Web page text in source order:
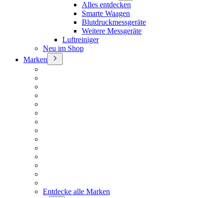
Alles entdecken
Smarte Waagen
Blutdruckmessgeräte
Weitere Messgeräte
Luftreiniger
Neu im Shop
Marken
Entdecke alle Marken